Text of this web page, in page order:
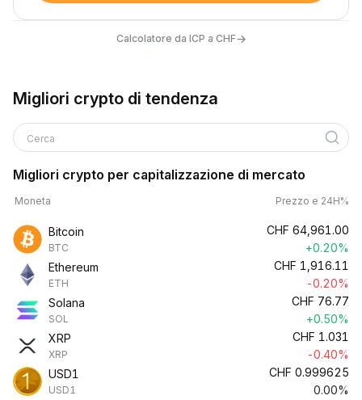
Calcolatore da ICP a CHF→
Migliori crypto di tendenza
Cerca
Migliori crypto per capitalizzazione di mercato
Moneta Prezzo e 24H%
Bitcoin
BTC
CHF 64,961.00
+0.20%
Ethereum
ETH
CHF 1,916.11
-0.20%
Solana
SOL
CHF 76.77
+0.50%
XRP
XRP
CHF 1.031
-0.40%
USD1
USD1
CHF 0.999625
0.00%